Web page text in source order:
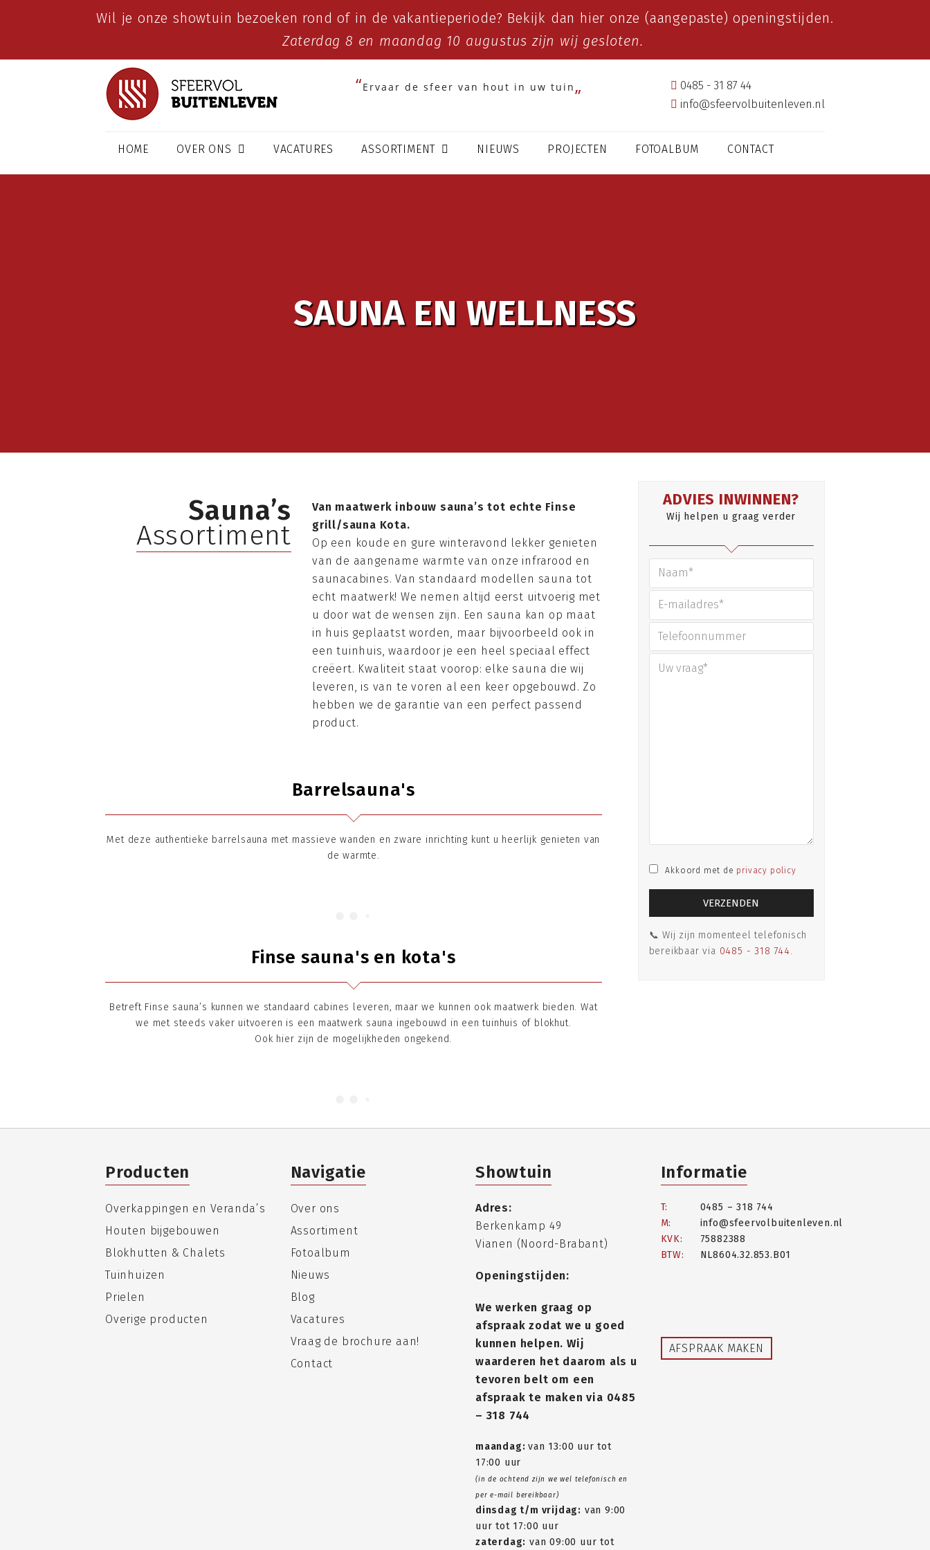
Wil je onze showtuin bezoeken rond of in de vakantieperiode? Bekijk dan hier onze (aangepaste) openingstijden.
Zaterdag 8 en maandag 10 augustus zijn wij gesloten.
Ervaar de sfeer van hout in uw tuin
0485 - 31 87 44
info@sfeervolbuitenleven.nl
HOME OVER ONS VACATURES ASSORTIMENT NIEUWS PROJECTEN FOTOALBUM CONTACT
SAUNA EN WELLNESS
Sauna’s
Assortiment
Van maatwerk inbouw sauna’s tot echte Finse
grill/sauna Kota.
Op een koude en gure winteravond lekker genieten
van de aangename warmte van onze infrarood en
saunacabines. Van standaard modellen sauna tot
echt maatwerk! We nemen altijd eerst uitvoerig met
u door wat de wensen zijn. Een sauna kan op maat
in huis geplaatst worden, maar bijvoorbeeld ook in
een tuinhuis, waardoor je een heel speciaal effect
creëert. Kwaliteit staat voorop: elke sauna die wij
leveren, is van te voren al een keer opgebouwd. Zo
hebben we de garantie van een perfect passend
product.
Barrelsauna's
Met deze authentieke barrelsauna met massieve wanden en zware inrichting kunt u heerlijk genieten van
de warmte.
Finse sauna's en kota's
Betreft Finse sauna’s kunnen we standaard cabines leveren, maar we kunnen ook maatwerk bieden. Wat
we met steeds vaker uitvoeren is een maatwerk sauna ingebouwd in een tuinhuis of blokhut.
Ook hier zijn de mogelijkheden ongekend.
ADVIES INWINNEN?
Wij helpen u graag verder
Akkoord met de privacy policy
📞 Wij zijn momenteel telefonisch
bereikbaar via 0485 - 318 744.
Producten
Overkappingen en Veranda’s
Houten bijgebouwen
Blokhutten & Chalets
Tuinhuizen
Prielen
Overige producten
Navigatie
Over ons
Assortiment
Fotoalbum
Nieuws
Blog
Vacatures
Vraag de brochure aan!
Contact
Showtuin
Adres:
Berkenkamp 49
Vianen (Noord-Brabant)
Openingstijden:
We werken graag op
afspraak zodat we u goed
kunnen helpen. Wij
waarderen het daarom als u
tevoren belt om een
afspraak te maken via 0485
– 318 744
maandag:van 13:00 uur tot
17:00 uur
(in de ochtend zijn we wel telefonisch en
per e-mail bereikbaar)
dinsdag t/m vrijdag: van 9:00
uur tot 17:00 uur
zaterdag: van 09:00 uur tot
Informatie
T:
0485 – 318 744
M:
info@sfeervolbuitenleven.nl
KVK:
75882388
BTW:
NL8604.32.853.B01
AFSPRAAK MAKEN